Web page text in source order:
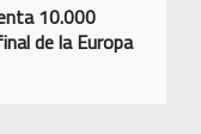
10.000
de la Europa